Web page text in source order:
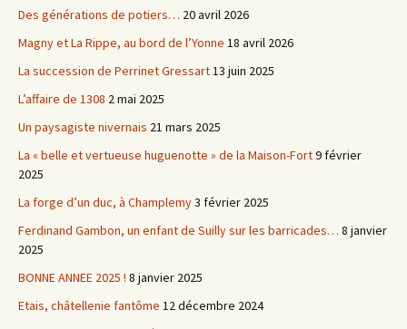
Des générations de potiers… 20 avril 2026
Magny et La Rippe, au bord de l’Yonne 18 avril 2026
La succession de Perrinet Gressart13 juin 2025
L’affaire de 1308 2 mai 2025
Un paysagiste nivernais 21 mars 2025
La « belle et vertueuse huguenotte » de la Maison-Fort9 février
2025
La forge d’un duc, à Champlemy3 février 2025
Ferdinand Gambon, un enfant de Suilly sur les barricades… 8 janvier
2025
BONNE ANNEE 2025 ! 8 janvier 2025
Etais, châtellenie fantôme 12 décembre 2024